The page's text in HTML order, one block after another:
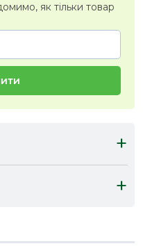
як тільки товар
+
+